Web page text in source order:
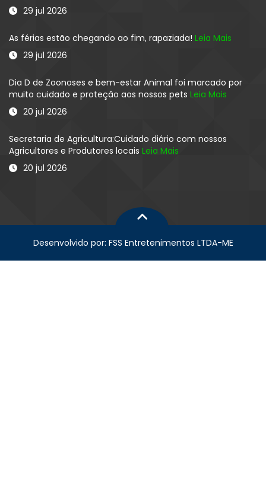
29 jul 2026
As férias estão chegando ao fim, rapaziada! Leia Mais
29 jul 2026
Dia D de Zoonoses e bem-estar Animal foi marcado por
muito cuidado e proteção aos nossos pets Leia Mais
20 jul 2026
Secretaria de Agricultura:Cuidado diário com nossos
Agricultores e Produtores locais Leia Mais
20 jul 2026
Desenvolvido por: FSS Entretenimentos LTDA-ME